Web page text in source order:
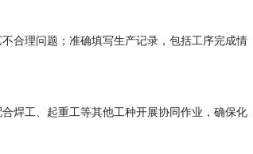
合理问题；准确填写生产记录，包括工序完成情
焊工、起重工等其他工种开展协同作业，确保化